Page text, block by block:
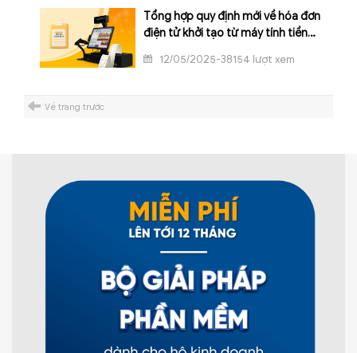
Tổng hợp quy định mới về hóa đơn
điện tử khởi tạo từ máy tính tiền
12/05/2025-38154 lượt xem
Về trang trước